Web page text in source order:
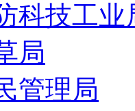
科技工业
局
管理局